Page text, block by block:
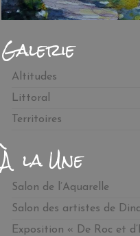
Galerie
Altitudes
Littoral
Territoires
À la Une
Salon de l’Aquarelle
Salon des artistes de
Exposition « De Roc et